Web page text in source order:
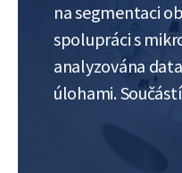
na segmentaci
spolupráci s
analyzována
úlohami.
účinnosti